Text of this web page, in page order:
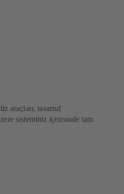
araçları, tasarruf
sisteminiz içerisinde tam